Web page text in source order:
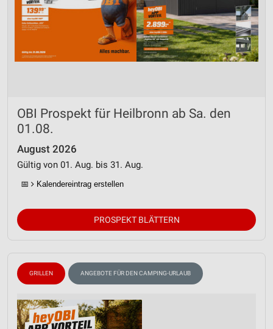
OBI Prospekt für Heilbronn ab Sa. den
01.08.
August 2026
Gültig von 01. Aug. bis 31. Aug.
📅 Kalendereintrag erstellen
PROSPEKT BLÄTTERN
GRILLEN ANGEBOTE FÜR DEN CAMPING-URLAUB